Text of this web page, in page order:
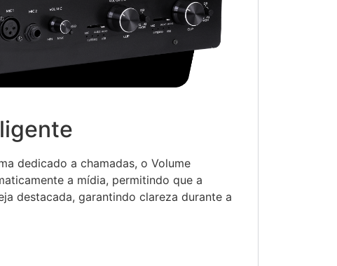
dedicado a chamadas, o Volume
a mídia, permitindo que a
destacada, garantindo clareza durante a